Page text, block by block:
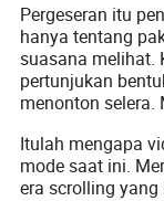
Pergeseran itu
hanya tentang
suasana melihat.
pertunjukan
menonton selera.
Itulah mengapa
mode saat ini.
era scrolling yang